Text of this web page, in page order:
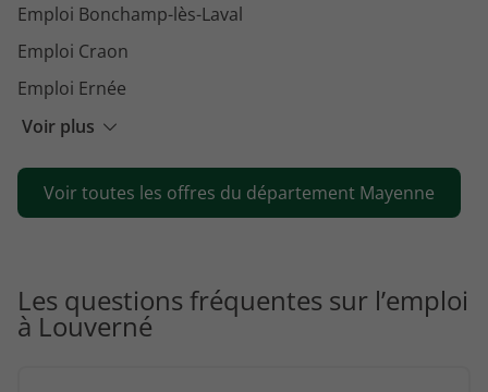
Voir plus
Emploi Bonchamp-lès-Laval
Emploi Craon
Emploi Ernée
Emploi L'Huisserie
Voir toutes les offres du département Mayenne
Les questions fréquentes sur l’emploi
à Louverné